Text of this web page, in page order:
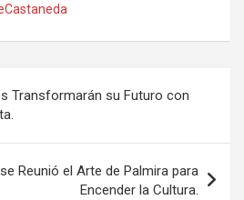
Transformarán su Futuro con
Reunió el Arte de Palmira para
Encender la Cultura.